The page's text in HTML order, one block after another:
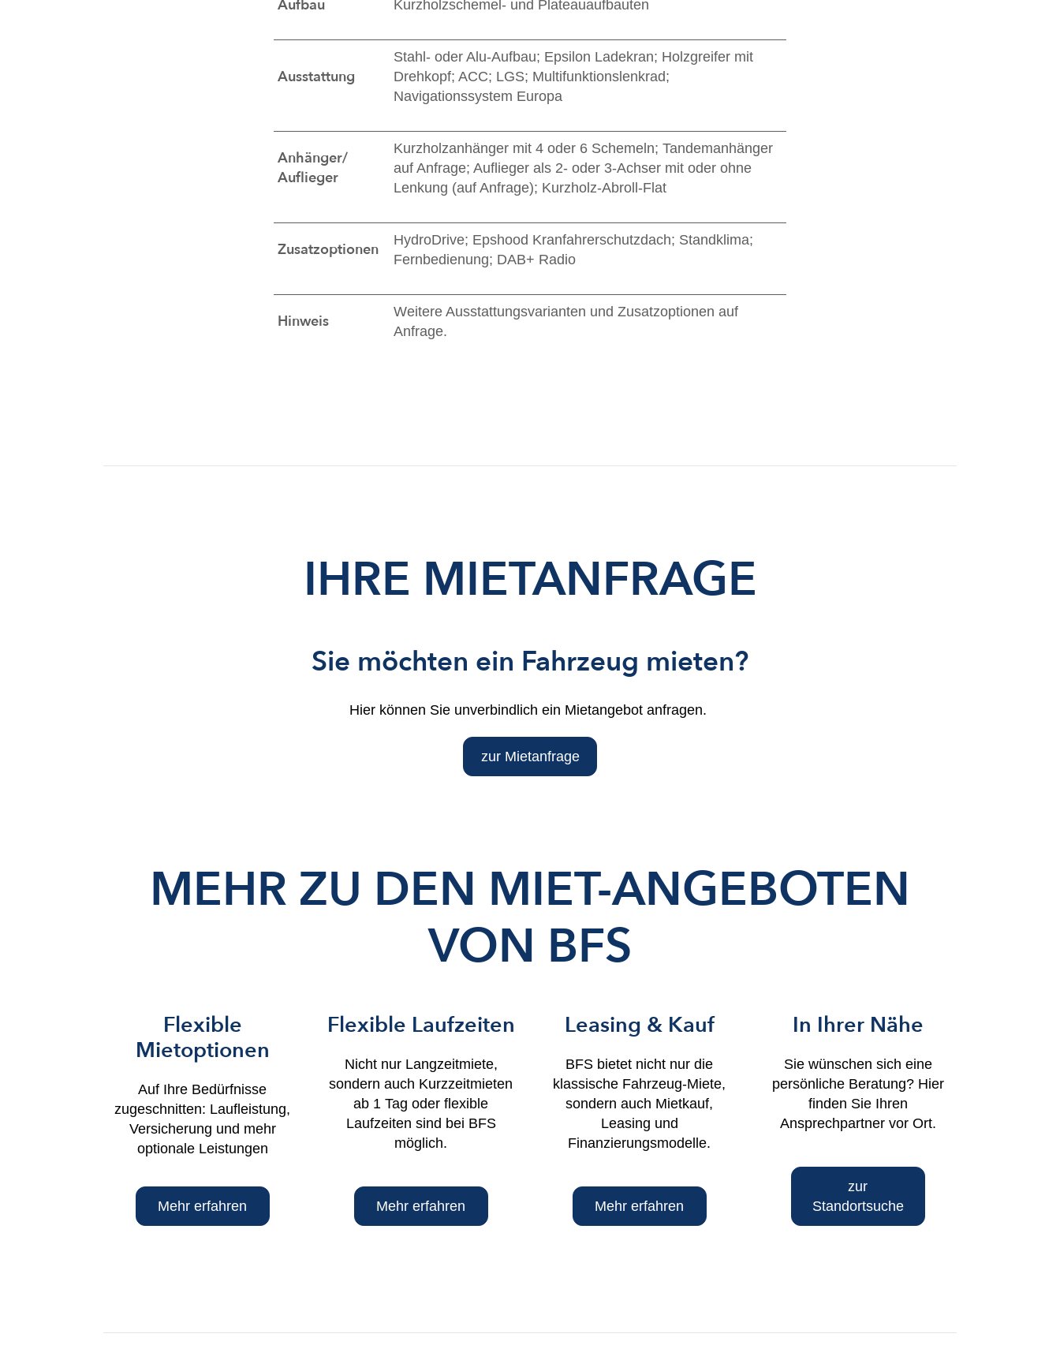
Aufbau Kurzholzschemel- und Plateauaufbauten
Ausstattung
Stahl- oder Alu-Aufbau; Epsilon Ladekran; Holzgreifer mit
Drehkopf; ACC; LGS; Multifunktionslenkrad;
Navigationssystem Europa
Anhänger/
Auflieger
Kurzholzanhänger mit 4 oder 6 Schemeln; Tandemanhänger
auf Anfrage; Auflieger als 2- oder 3-Achser mit oder ohne
Lenkung (auf Anfrage); Kurzholz-Abroll-Flat
Zusatzoptionen
HydroDrive; Epshood Kranfahrerschutzdach; Standklima;
Fernbedienung; DAB+ Radio
Hinweis
Weitere Ausstattungsvarianten und Zusatzoptionen auf
Anfrage.
IHRE MIETANFRAGE
Sie möchten ein Fahrzeug mieten?
Hier können Sie unverbindlich ein Mietangebot anfragen.
zur Mietanfrage
MEHR ZU DEN MIET-ANGEBOTEN
VON BFS
Flexible
Mietoptionen
Auf Ihre Bedürfnisse
zugeschnitten: Laufleistung,
Versicherung und mehr
optionale Leistungen
Mehr erfahren
Flexible Laufzeiten
Nicht nur Langzeitmiete,
sondern auch Kurzzeitmieten
ab 1 Tag oder flexible
Laufzeiten sind bei BFS
möglich.
Mehr erfahren
Leasing & Kauf
BFS bietet nicht nur die
klassische Fahrzeug-Miete,
sondern auch Mietkauf,
Leasing und
Finanzierungsmodelle.
Mehr erfahren
In Ihrer Nähe
Sie wünschen sich eine
persönliche Beratung? Hier
finden Sie Ihren
Ansprechpartner vor Ort.
zur
Standortsuche